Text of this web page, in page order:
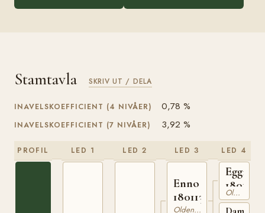
Stamtavla SKRIV UT / DELA
INAVELSKOEFFICIENT (4 NIVÅER) 0,78 %
INAVELSKOEFFICIENT (7 NIVÅER) 3,92 %
PROFIL LED 1 LED 2 LED 3
Enno
180113585
Oldenburgare
LED 4
Eggi
Oldenburgare